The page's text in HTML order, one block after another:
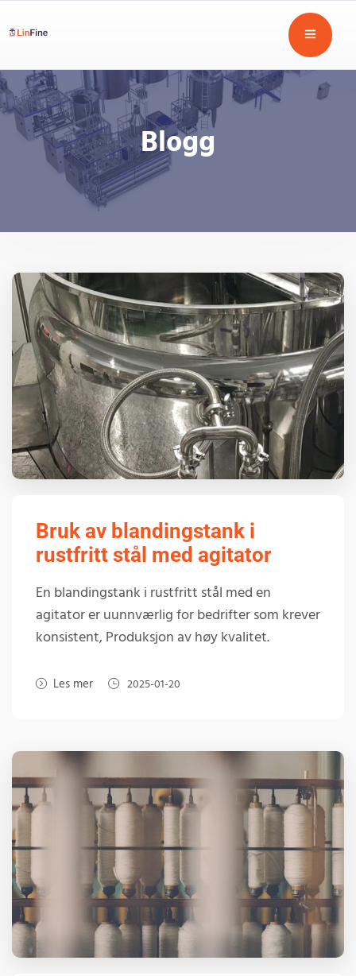
Blogg
Bruk av blandingstank i
rustfritt stål med agitator
En blandingstank i rustfritt stål med en
agitator er uunnværlig for bedrifter som krever
konsistent, Produksjon av høy kvalitet.
Les mer 2025-01-20